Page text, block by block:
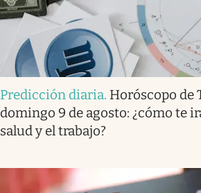
Predicción diaria. Horóscopo de
domingo 9 de agosto: ¿cómo te
salud y el trabajo?